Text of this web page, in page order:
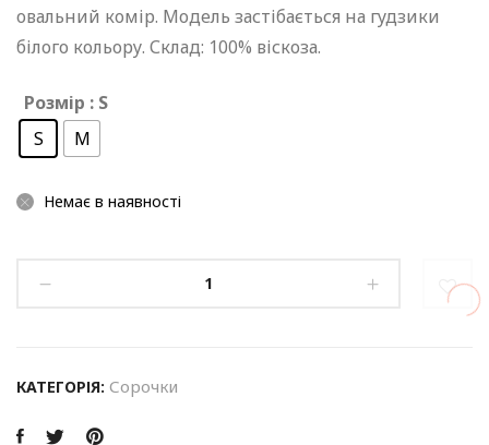
овальний комір. Модель застібається на гудзики
білого кольору. Склад: 100% віскоза.
Розмір : S
S
M
Немає в наявності
КАТЕГОРІЯ: Сорочки